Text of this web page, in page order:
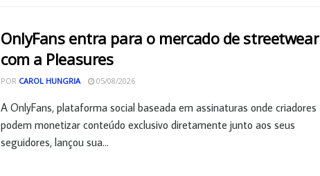
OnlyFans entra para o mercado de streetwear
com a Pleasures
POR CAROL HUNGRIA 05/08/2026
A OnlyFans, plataforma social baseada em assinaturas onde criadores
podem monetizar conteúdo exclusivo diretamente junto aos seus
seguidores, lançou sua...